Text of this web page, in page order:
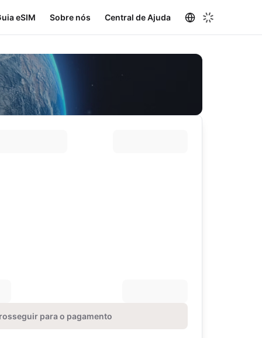
eSIM Sobre nós Central de Ajuda
para o pagamento